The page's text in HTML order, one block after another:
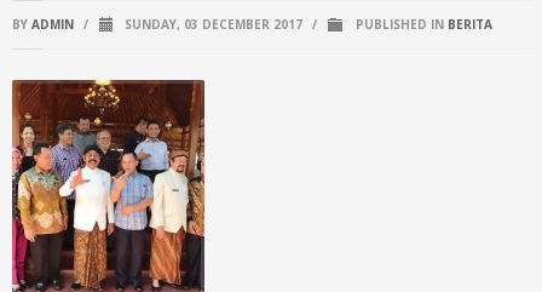
BY ADMIN / SUNDAY, 03 DECEMBER 2017 / PUBLISHED IN BERITA